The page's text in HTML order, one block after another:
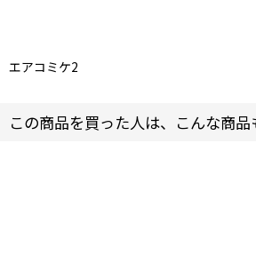
エアコミケ2
この商品を買った人は、こんな商